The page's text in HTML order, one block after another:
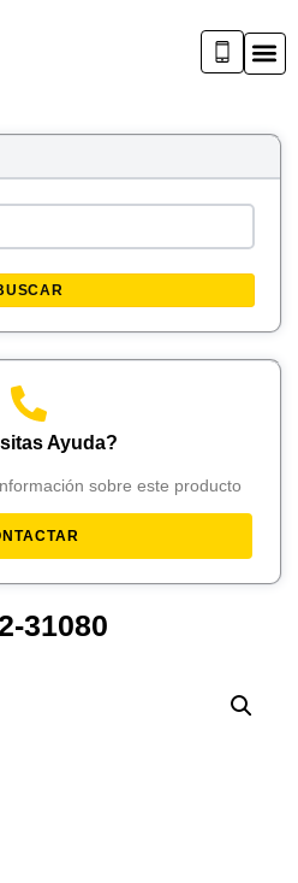
Ayuda?
sobre este producto
31080